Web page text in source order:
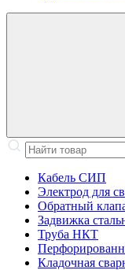
Кабель СИП
Электрод для
Обратный
Задвижка
Труба НКТ
Кладочная